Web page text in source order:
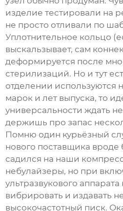
изделие тестировали на
не просто отливали по
Уплотнительное кольцо
выскальзывает, сам
деформируется после
стерилизаций. Но и тут
отделении используются
марок и лет выпуска, то
универсальности ждать не
держишь про запас
Помню один курьёзный
нового поставщика вроде
садился на наши
небулайзеры, но при
ультразвукового аппарата
вибрировать и издавать
высокочастотный писк.